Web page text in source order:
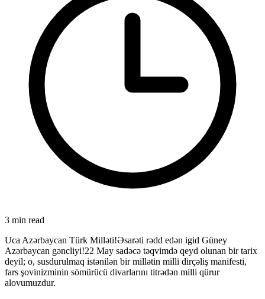
3 min read
Uca Azərbaycan Türk Milləti!Əsarəti rədd edən igid Güney
Azərbaycan gəncliyi!22 May sadəcə təqvimdə qeyd olunan bir tarix
deyil; o, susdurulmaq istənilən bir millətin milli dirçəliş manifesti,
fars şovinizminin sömürücü divarlarını titrədən milli qürur
alovumuzdur.